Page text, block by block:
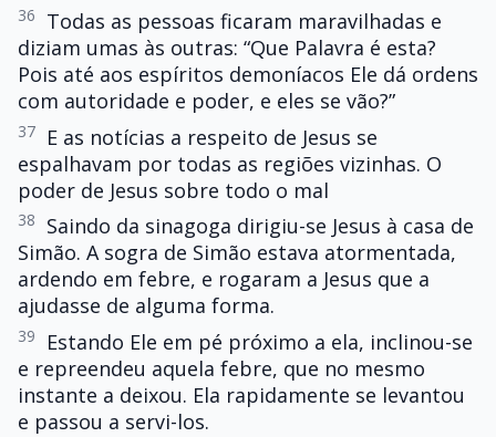
36
Todas as pessoas ficaram maravilhadas e
diziam umas às outras: “Que Palavra é esta?
Pois até aos espíritos demoníacos Ele dá ordens
com autoridade e poder, e eles se vão?”
37
E as notícias a respeito de Jesus se
espalhavam por todas as regiões vizinhas. O
poder de Jesus sobre todo o mal
38
Saindo da sinagoga dirigiu-se Jesus à casa de
Simão. A sogra de Simão estava atormentada,
ardendo em febre, e rogaram a Jesus que a
ajudasse de alguma forma.
39
Estando Ele em pé próximo a ela, inclinou-se
e repreendeu aquela febre, que no mesmo
instante a deixou. Ela rapidamente se levantou
e passou a servi-los.